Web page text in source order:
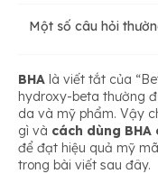
Một số câu hỏi
Phụ nữ mang thai
Có nên dùng BHA
BHA là viết tắt của
hydroxy-beta thường
da và mỹ phẩm. Vậy
gì và cách dùng
để đạt hiệu quả mỹ
trong bài viết sau đây.